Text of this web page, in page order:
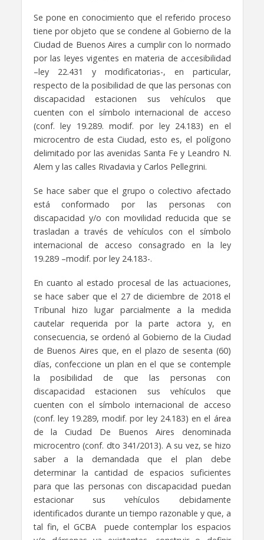
Se pone en conocimiento que el referido proceso
tiene por objeto que se condene al Gobierno de la
Ciudad de Buenos Aires a cumplir con lo normado
por las leyes vigentes en materia de accesibilidad
–ley 22.431 y modificatorias-, en particular,
respecto de la posibilidad de que las personas con
discapacidad estacionen sus vehículos que
cuenten con el símbolo internacional de acceso
(conf. ley 19.289. modif. por ley 24.183) en el
microcentro de esta Ciudad, esto es, el polígono
delimitado por las avenidas Santa Fe y Leandro N.
Alem y las calles Rivadavia y Carlos Pellegrini.
Se hace saber que el grupo o colectivo afectado
está conformado por las personas con
discapacidad y/o con movilidad reducida que se
trasladan a través de vehículos con el símbolo
internacional de acceso consagrado en la ley
19.289 –modif. por ley 24.183-.
En cuanto al estado procesal de las actuaciones,
se hace saber que el 27 de diciembre de 2018 el
Tribunal hizo lugar parcialmente a la medida
cautelar requerida por la parte actora y, en
consecuencia, se ordenó al Gobierno de la Ciudad
de Buenos Aires que, en el plazo de sesenta (60)
días, confeccione un plan en el que se contemple
la posibilidad de que las personas con
discapacidad estacionen sus vehículos que
cuenten con el símbolo internacional de acceso
(conf. ley 19.289, modif. por ley 24.183) en el área
de la Ciudad De Buenos Aires denominada
microcentro (conf. dto 341/2013). A su vez, se hizo
saber a la demandada que el plan debe
determinar la cantidad de espacios suficientes
para que las personas con discapacidad puedan
estacionar sus vehículos debidamente
identificados durante un tiempo razonable y que, a
tal fin, el GCBA puede contemplar los espacios